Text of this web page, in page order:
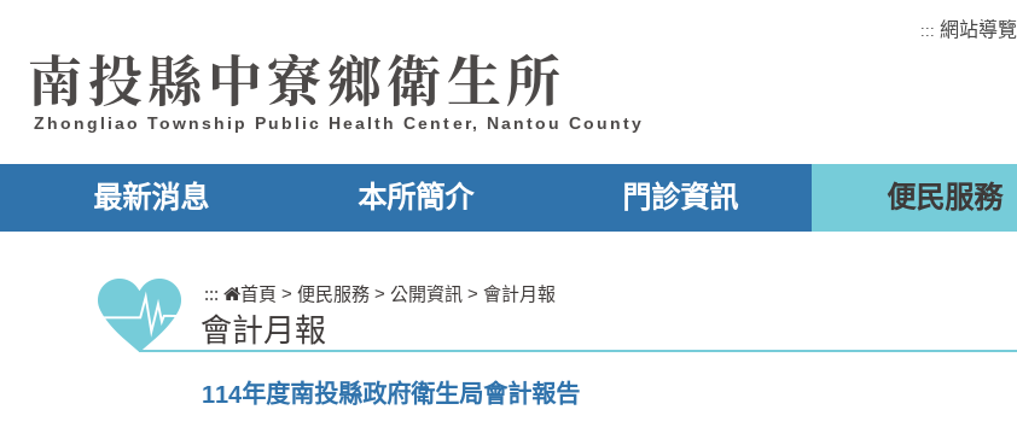
南投縣中寮鄉衛生所
Zhongliao Township Public Health Center, Nantou County
::: 網站導覽
最新消息 本所簡介 門診資訊 便民服務
::: 首頁 > 便民服務 > 公開資訊 > 會計月報
會計月報
114年度南投縣政府衛生局會計報告